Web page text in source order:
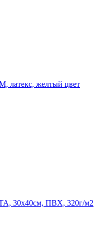
латекс, желтый цвет
30х40см, ПВХ, 320г/м2